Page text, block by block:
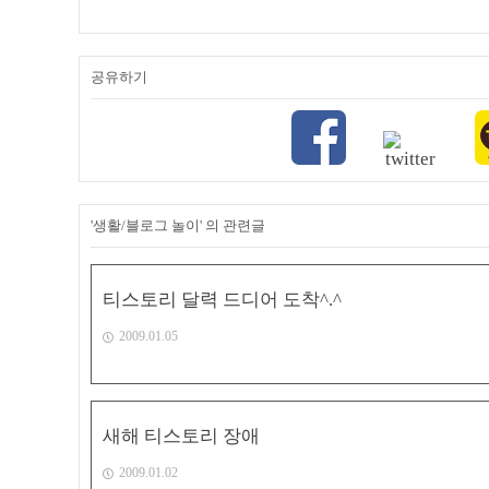
공유하기
'생활/블로그 놀이' 의 관련글
티스토리 달력 드디어 도착^.^
2009.01.05
새해 티스토리 장애
2009.01.02